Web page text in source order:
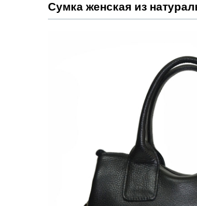
Сумка женская из